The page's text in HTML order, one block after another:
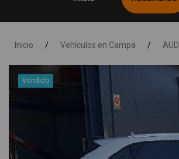
Inicio / Vehículos en Campa / AUDI
Vendido